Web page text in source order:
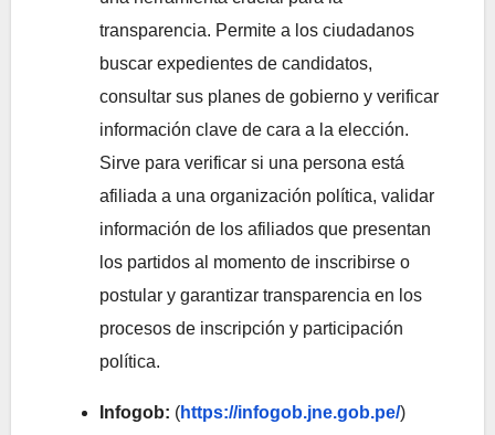
transparencia. Permite a los ciudadanos
buscar expedientes de candidatos,
consultar sus planes de gobierno y verificar
información clave de cara a la elección.
Sirve para verificar si una persona está
afiliada a una organización política, validar
información de los afiliados que presentan
los partidos al momento de inscribirse o
postular y garantizar transparencia en los
procesos de inscripción y participación
política.
Infogob: (https://infogob.jne.gob.pe/)